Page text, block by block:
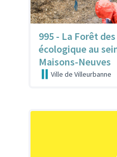
995 - La Forêt
écologique au
Maisons-Neuves
Ville de Villeurbanne